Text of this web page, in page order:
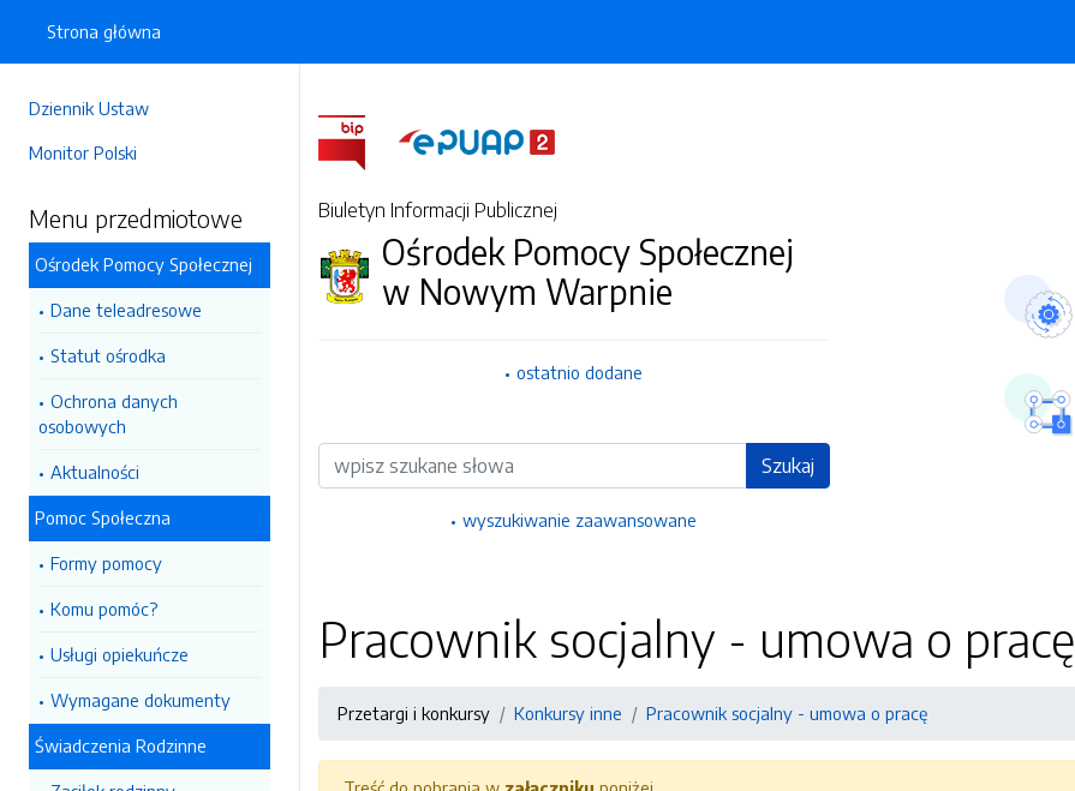
Dziennik Ustaw
Monitor Polski
Menu przedmiotowe
Ośrodek Pomocy Społecznej
Dane teleadresowe
Statut ośrodka
Ochrona danych
osobowych
Aktualności
Pomoc Społeczna
Formy pomocy
Komu pomóc?
Usługi opiekuńcze
Wymagane dokumenty
Świadczenia Rodzinne
Strona główna
Biuletyn Informacji Publicznej
Ośrodek Pomocy Społecznej
w Nowym Warpnie
ostatnio dodane
Wyszukiwarka Szukaj
wyszukiwanie zaawansowane
Pracownik socjalny - umowa o pracę
Przetargi i konkursy Konkursy inne Pracownik socjalny - umowa o pracę